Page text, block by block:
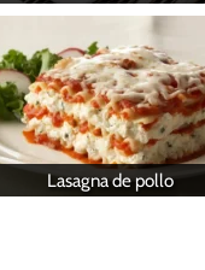
Lasagna de pollo